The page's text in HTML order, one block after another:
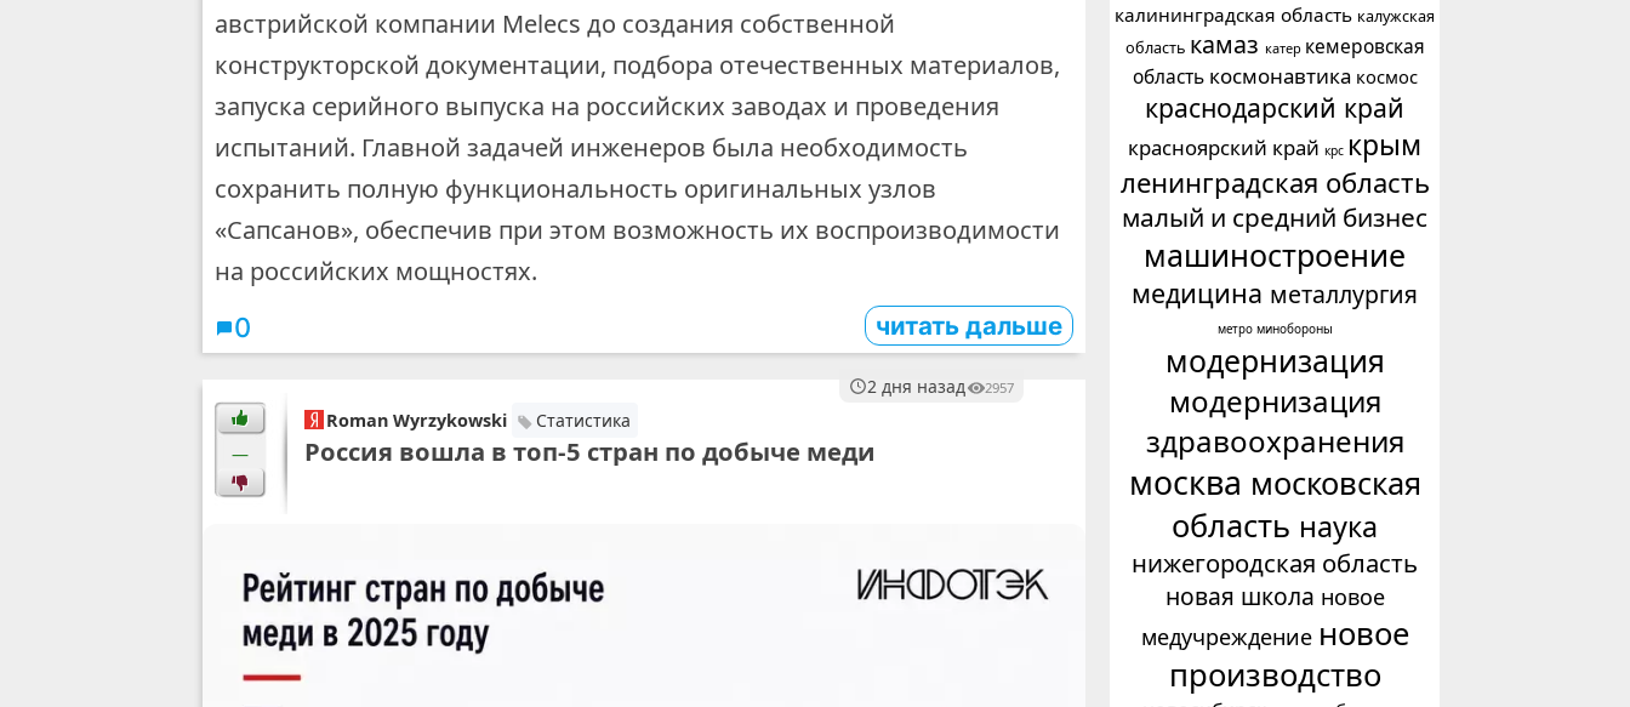
австрийской компании Melecs до создания собственной
конструкторской документации, подбора отечественных материалов,
запуска серийного выпуска на российских заводах и проведения
испытаний. Главной задачей инженеров была необходимость
сохранить полную функциональность оригинальных узлов
«Сапсанов», обеспечив при этом возможность их воспроизводимости
на российских мощностях.
0 читать дальше
2 дня назад 2957
—
Roman Wyrzykowski Статистика
Россия вошла в топ-5 стран по добыче меди
калининградская область калужская
область камаз катер кемеровская
область космонавтика космос
краснодарский край
красноярский край крс крым
ленинградская область
малый и средний бизнес
машиностроение
медицина металлургия
метро минобороны
модернизация
модернизация
здравоохранения
москва московская
область наука
нижегородская область
новая школа новое
медучреждение новое
производство